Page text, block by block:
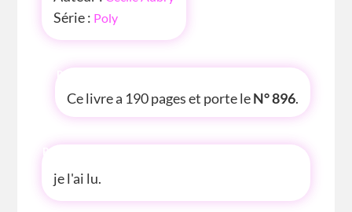
Série : Poly
P'TITE INFOS
Ce livre a 190 pages et porte leN° 896.
P'TITE ANECDOTE
je l'ai lu.